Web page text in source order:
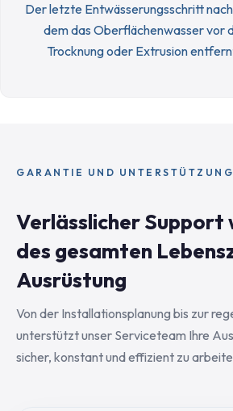
Der letzte Entwässerungsschritt
dem das Oberflächenwasser vor
Trocknung oder Extrusion
GARANTIE UND UNTERSTÜTZUNG
Verlässlicher Support
des gesamten
Ausrüstung
Von der Installationsplanung bis zur
unterstützt unser Serviceteam Ihre
sicher, konstant und effizient zu